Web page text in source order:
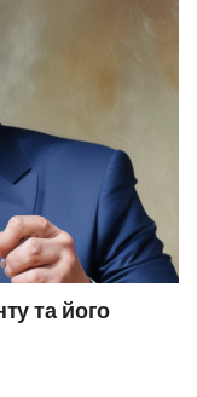
та його